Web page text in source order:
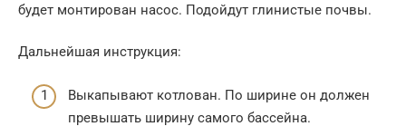
будет монтирован насос. Подойдут глинистые почвы.
Дальнейшая инструкция:
Выкапывают котлован. По ширине он должен
превышать ширину самого бассейна.